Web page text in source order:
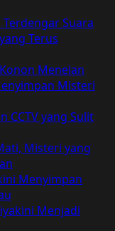
Suara
Terus
Menelan
Misteri
CCTV yang Sulit
Misteri yang
Menyimpan
Menjadi